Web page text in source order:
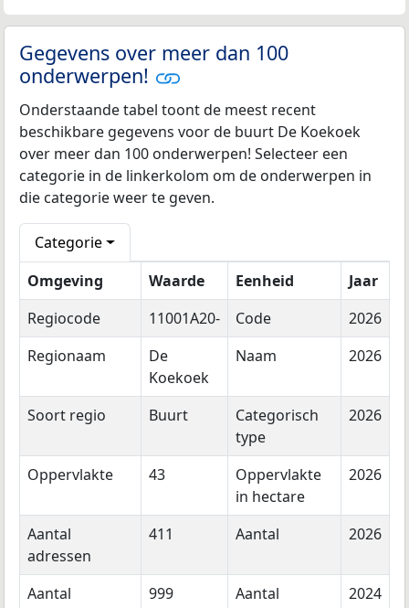
Gegevens over meer dan 100
onderwerpen!
Onderstaande tabel toont de meest recent
beschikbare gegevens voor de buurt De Koekoek
over meer dan 100 onderwerpen! Selecteer een
categorie in de linkerkolom om de onderwerpen in
die categorie weer te geven.
Categorie
Omgeving
Waarde Eenheid
Jaar
Regiocode
11001A20- Code
2026
Regionaam
De
Koekoek
Naam 2026
Soort regio Buurt
Categorisch
type
2026
Oppervlakte 43
Oppervlakte
in hectare
2026
Aantal
adressen
411 Aantal 2026
Aantal
999 Aantal 2024